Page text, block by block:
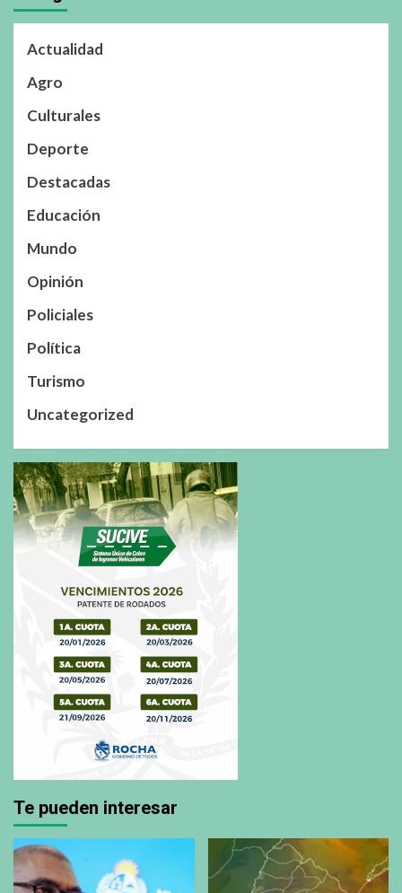
Actualidad
Agro
Culturales
Deporte
Destacadas
Educación
Mundo
Opinión
Policiales
Política
Turismo
Uncategorized
Te pueden interesar